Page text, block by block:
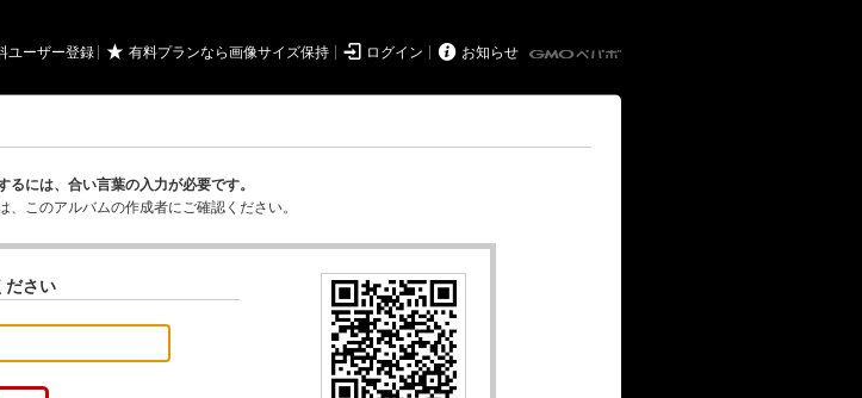
ユーザー登録 ★ 有料プランなら画像サイズ保持  ログイン  お知らせ
るには、合い言葉の入力が必要です。
、このアルバムの作成者にご確認ください。
ださい